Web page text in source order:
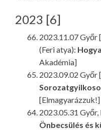
2023 [6]
2023.11.07 Győr
(Feri atya):
Akadémia]
2023.09.02 Győr
[Elmagyarázzuk!]
2023.05.31 Győr,
Önbecsülés és